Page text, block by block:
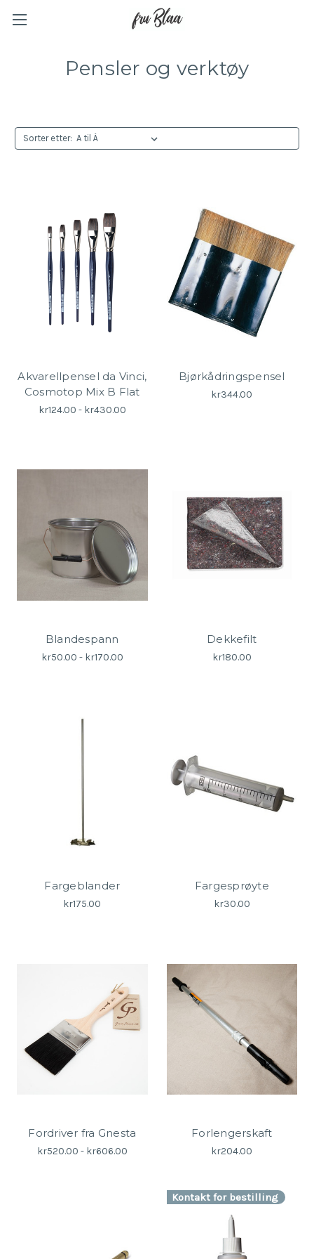
Pensler og verktøy
Sorter etter:
Akvarellpensel da Vinci,
Cosmotop Mix B Flat
kr124.00 - kr430.00
Bjørkådringspensel
kr344.00
Blandespann
kr50.00 - kr170.00
Dekkefilt
kr180.00
Fargeblander
kr175.00
Fargesprøyte
kr30.00
Fordriver fra Gnesta
kr520.00 - kr606.00
Forlengerskaft
kr204.00
Kontakt for bestilling